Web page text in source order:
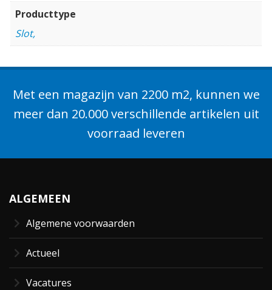
Producttype
Slot,
Met een magazijn van 2200 m2, kunnen we
meer dan 20.000 verschillende artikelen uit
voorraad leveren
ALGEMEEN
Algemene voorwaarden
Actueel
Vacatures